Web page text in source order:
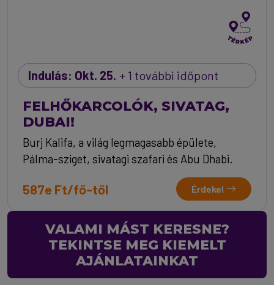
Indulás: Okt. 25. + 1 további időpont
FELHŐKARCOLÓK, SIVATAG,
DUBAI!
Burj Kalifa, a világ legmagasabb épülete,
Pálma-sziget, sivatagi szafari és Abu Dhabi.
587e Ft/fő-től Érdekel
VALAMI MÁST KERESNE?
TEKINTSE MEG KIEMELT
AJÁNLATAINKAT